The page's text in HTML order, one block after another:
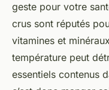
geste pour votre
crus sont réputés
vitamines et
température peut
essentiels contenus